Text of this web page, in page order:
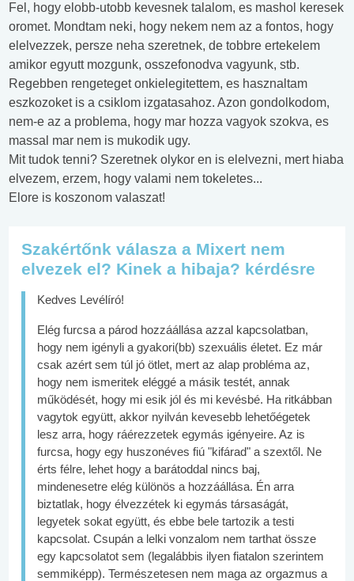
Fel, hogy elobb-utobb kevesnek talalom, es mashol keresek
oromet. Mondtam neki, hogy nekem nem az a fontos, hogy
elelvezzek, persze neha szeretnek, de tobbre ertekelem
amikor egyutt mozgunk, osszefonodva vagyunk, stb.
Regebben rengeteget onkielegitettem, es hasznaltam
eszkozoket is a csiklom izgatasahoz. Azon gondolkodom,
nem-e az a problema, hogy mar hozza vagyok szokva, es
massal mar nem is mukodik ugy.
Mit tudok tenni? Szeretnek olykor en is elelvezni, mert hiaba
elvezem, erzem, hogy valami nem tokeletes...
Elore is koszonom valaszat!
Szakértőnk válasza a Mixert nem
elvezek el? Kinek a hibaja? kérdésre
Kedves Levélíró!
Elég furcsa a párod hozzáállása azzal kapcsolatban,
hogy nem igényli a gyakori(bb) szexuális életet. Ez már
csak azért sem túl jó ötlet, mert az alap probléma az,
hogy nem ismeritek eléggé a másik testét, annak
működését, hogy mi esik jól és mi kevésbé. Ha ritkábban
vagytok együtt, akkor nyilván kevesebb lehetőégetek
lesz arra, hogy ráérezzetek egymás igényeire. Az is
furcsa, hogy egy huszonéves fiú "kifárad" a szextől. Ne
érts félre, lehet hogy a barátoddal nincs baj,
mindenesetre elég különös a hozzáállása. Én arra
biztatlak, hogy élvezzétek ki egymás társaságát,
legyetek sokat együtt, és ebbe bele tartozik a testi
kapcsolat. Csupán a lelki vonzalom nem tarthat össze
egy kapcsolatot sem (legalábbis ilyen fiatalon szerintem
semmiképp). Természetesen nem maga az orgazmus a